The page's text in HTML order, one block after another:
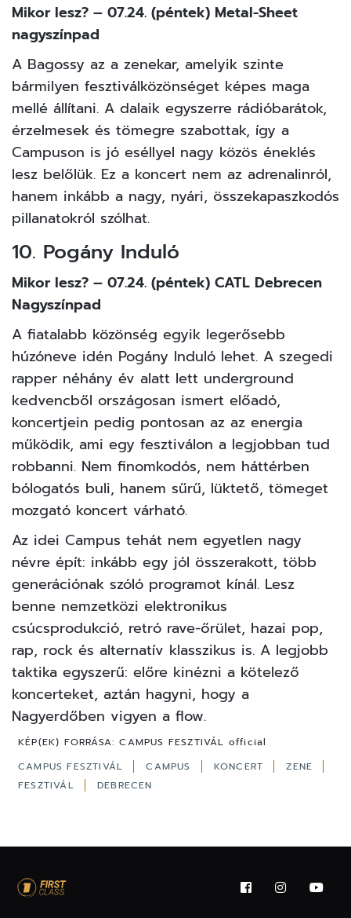
Mikor lesz? – 07.24. (péntek) Metal-Sheet
nagyszínpad
A Bagossy az a zenekar, amelyik szinte
bármilyen fesztiválközönséget képes maga
mellé állítani. A dalaik egyszerre rádióbarátok,
érzelmesek és tömegre szabottak, így a
Campuson is jó eséllyel nagy közös éneklés
lesz belőlük. Ez a koncert nem az adrenalinról,
hanem inkább a nagy, nyári, összekapaszkodós
pillanatokról szólhat.
10. Pogány Induló
Mikor lesz? – 07.24. (péntek) CATL Debrecen
Nagyszínpad
A fiatalabb közönség egyik legerősebb
húzóneve idén Pogány Induló lehet. A szegedi
rapper néhány év alatt lett underground
kedvencből országosan ismert előadó,
koncertjein pedig pontosan az az energia
működik, ami egy fesztiválon a legjobban tud
robbanni. Nem finomkodós, nem háttérben
bólogatós buli, hanem sűrű, lüktető, tömeget
mozgató koncert várható.
Az idei Campus tehát nem egyetlen nagy
névre épít: inkább egy jól összerakott, több
generációnak szóló programot kínál. Lesz
benne nemzetközi elektronikus
csúcsprodukció, retró rave-őrület, hazai pop,
rap, rock és alternatív klasszikus is. A legjobb
taktika egyszerű: előre kinézni a kötelező
koncerteket, aztán hagyni, hogy a
Nagyerdőben vigyen a flow.
KÉP(EK) FORRÁSA: CAMPUS FESZTIVÁL official
CAMPUS FESZTIVÁL
CAMPUS KONCERT
ZENE
FESZTIVÁL
DEBRECEN